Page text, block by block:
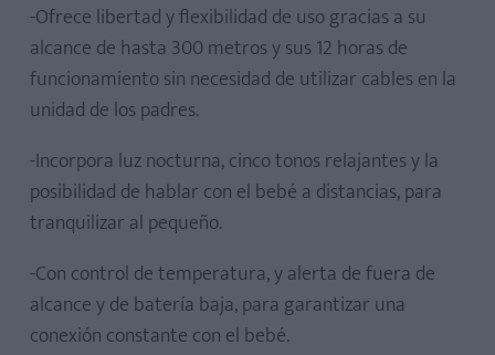
-Ofrece libertad y flexibilidad de uso gracias a su
alcance de hasta 300 metros y sus 12 horas de
funcionamiento sin necesidad de utilizar cables en la
unidad de los padres.
-Incorpora luz nocturna, cinco tonos relajantes y la
posibilidad de hablar con el bebé a distancias, para
tranquilizar al pequeño.
-Con control de temperatura, y alerta de fuera de
alcance y de batería baja, para garantizar una
conexión constante con el bebé.